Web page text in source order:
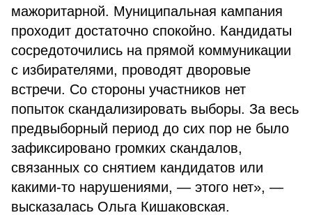
мажоритарной. Муниципальная кампания
проходит достаточно спокойно. Кандидаты
сосредоточились на прямой коммуникации
с избирателями, проводят дворовые
встречи. Со стороны участников нет
попыток скандализировать выборы. За весь
предвыборный период до сих пор не было
зафиксировано громких скандалов,
связанных со снятием кандидатов или
какими-то нарушениями, — этого нет», —
высказалась Ольга Кишаковская.